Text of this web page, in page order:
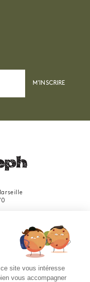
M’INSCRIRE
d'Azur.
site vous intéresse
vous accompagner